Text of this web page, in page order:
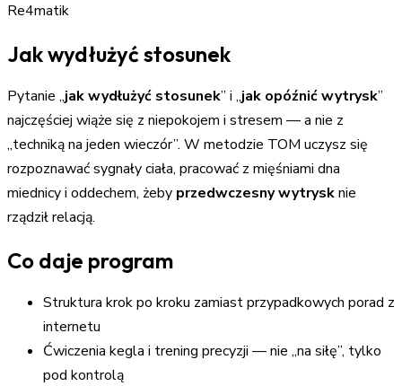
Re4matik
Jak wydłużyć stosunek
Pytanie „jak wydłużyć stosunek” i „jak opóźnić wytrysk”
najczęściej wiąże się z niepokojem i stresem — a nie z
„techniką na jeden wieczór”. W metodzie TOM uczysz się
rozpoznawać sygnały ciała, pracować z mięśniami dna
miednicy i oddechem, żeby przedwczesny wytrysknie
rządził relacją.
Co daje program
Struktura krok po kroku zamiast przypadkowych porad z
internetu
Ćwiczenia kegla i trening precyzji — nie „na siłę”, tylko
pod kontrolą